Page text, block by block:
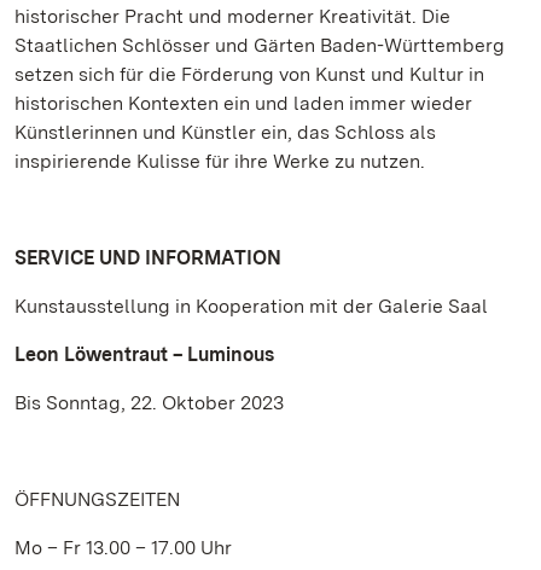
historischer Pracht und moderner Kreativität. Die
Staatlichen Schlösser und Gärten Baden-Württemberg
setzen sich für die Förderung von Kunst und Kultur in
historischen Kontexten ein und laden immer wieder
Künstlerinnen und Künstler ein, das Schloss als
inspirierende Kulisse für ihre Werke zu nutzen.
SERVICE UND INFORMATION
Kunstausstellung in Kooperation mit der Galerie Saal
Leon Löwentraut – Luminous
Bis Sonntag, 22. Oktober 2023
ÖFFNUNGSZEITEN
Mo – Fr 13.00 – 17.00 Uhr